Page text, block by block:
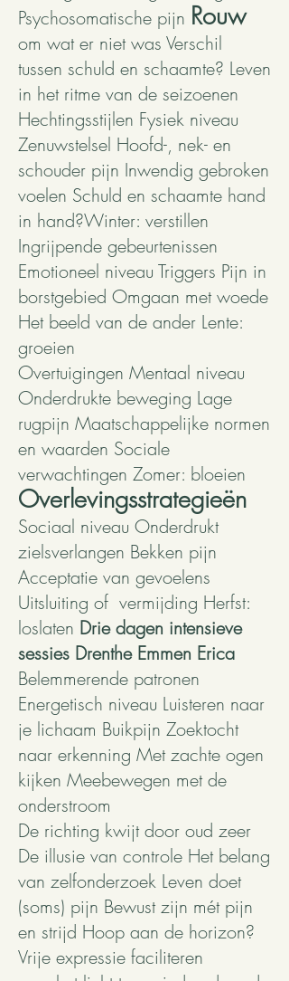
Psychosomatische pijn Rouw
om wat er niet was Verschil
tussen schuld en schaamte? Leven
in het ritme van de seizoenen
Hechtingsstijlen Fysiek niveau
Zenuwstelsel Hoofd-, nek- en
schouder pijn Inwendig gebroken
voelen Schuld en schaamte hand
in hand?Winter: verstillen
Ingrijpende gebeurtenissen
Emotioneel niveau Triggers Pijn in
borstgebied Omgaan met woede
Het beeld van de ander Lente:
groeien
Overtuigingen Mentaal niveau
Onderdrukte beweging Lage
rugpijn Maatschappelijke normen
en waarden Sociale
verwachtingen Zomer: bloeien
Overlevingsstrategieën
Sociaal niveau Onderdrukt
zielsverlangen Bekken pijn
Acceptatie van gevoelens
Uitsluiting of vermijding Herfst:
loslaten Drie dagen intensieve
sessies Drenthe Emmen Erica
Belemmerende patronen
Energetisch niveau Luisteren naar
je lichaam Buikpijn Zoektocht
naar erkenning Met zachte ogen
kijken Meebewegen met de
onderstroom
De richting kwijt door oud zeer
De illusie van controle Het belang
van zelfonderzoek Leven doet
(soms) pijn Bewust zijn mét pijn
en strijd Hoop aan de horizon?
Vrije expressie faciliteren